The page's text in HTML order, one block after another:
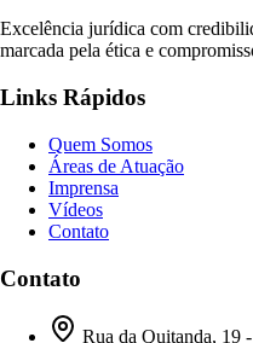
Excelência jurídica com
marcada pela ética e
Links Rápidos
Quem Somos
Áreas de Atuação
Imprensa
Vídeos
Contato
Contato
Rua da Quitanda, 19
Para que possamos
como deseja falar com
Prefiro ser respondido